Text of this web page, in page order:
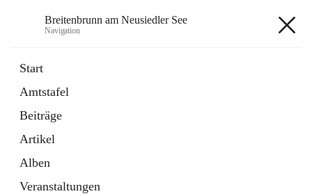
Breitenbrunn am Neusiedler See
Navigation
Start
Amtstafel
Beiträge
Artikel
Alben
Veranstaltungen
18 Schnellzugriffe
Gemeindeservice